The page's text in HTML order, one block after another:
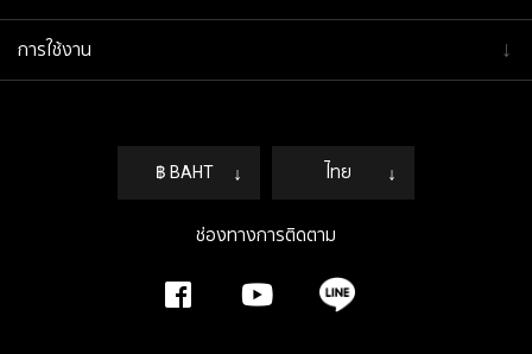
฿ BAHT ↓ ไทย ↓
ช่องทางการติดตาม
การใช้งาน ↓